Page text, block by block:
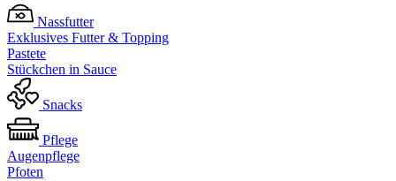
Nassfutter
Exklusives Futter & Topping
Pastete
Stückchen in Sauce
Snacks
Pflege
Augenpflege
Pfoten